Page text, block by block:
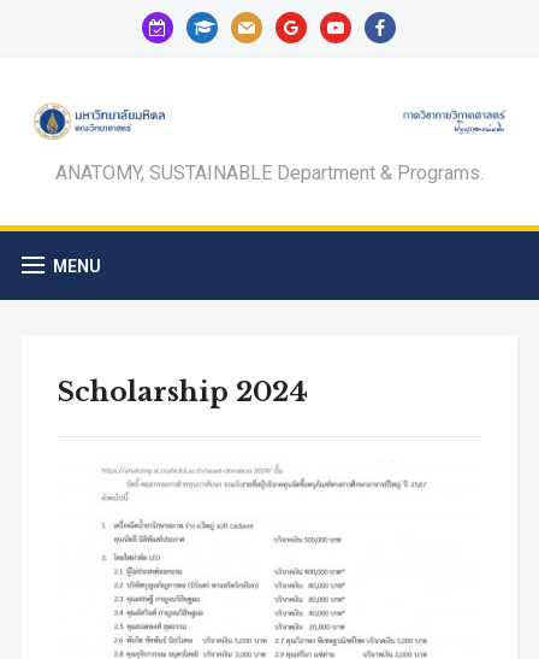
calendar-
check-
graduation-
cap
mail googleyoutubefacebook
ANATOMY, SUSTAINABLE Department & Programs.
MENU
Scholarship 2024